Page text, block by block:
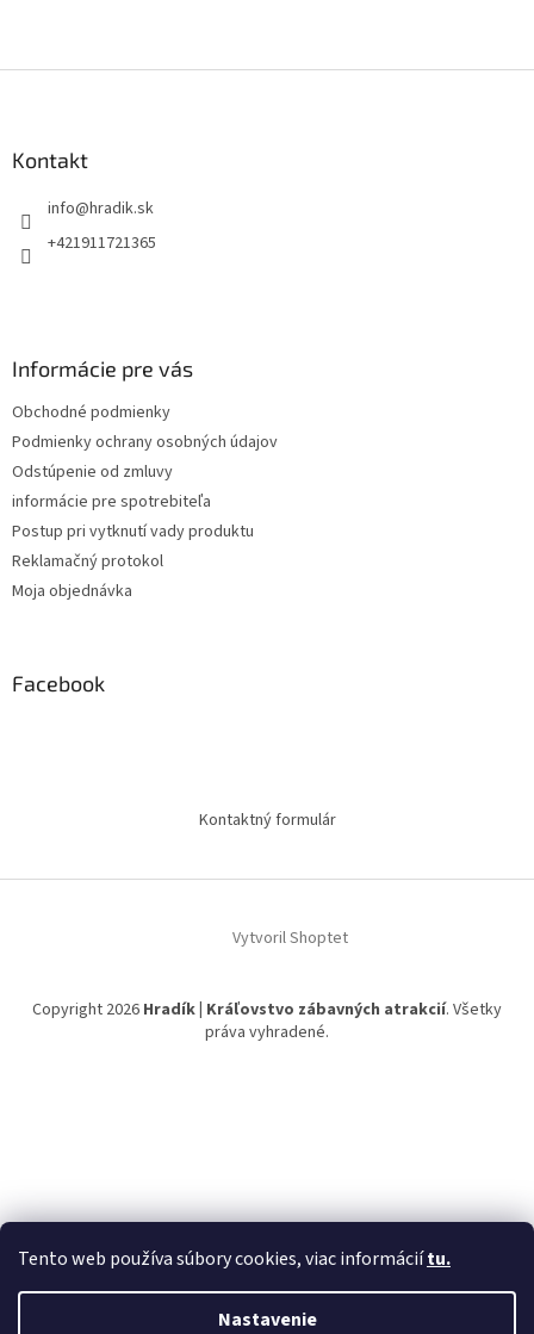
Tento web používa súbory cookies, viac informáciítu.
Nastavenie
Kontakt
info@hradik.sk
+421911721365
Informácie pre vás
Obchodné podmienky
Podmienky ochrany osobných údajov
Odstúpenie od zmluvy
informácie pre spotrebiteľa
Postup pri vytknutí vady produktu
Reklamačný protokol
Moja objednávka
Facebook
Kontaktný formulár
Vytvoril Shoptet
Copyright 2026 Hradík | Kráľovstvo zábavných atrakcií. Všetky
práva vyhradené.